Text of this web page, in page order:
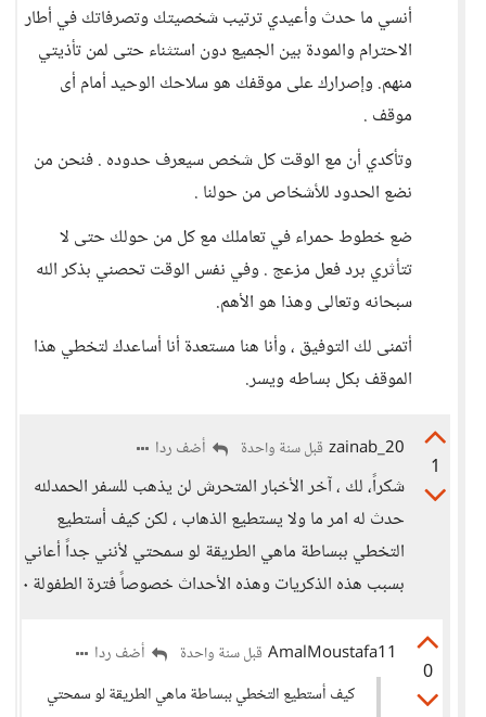
أنسي ما حدث وأعيدي ترتيب شخصيتك وتصرفاتك في أطار
الاحترام والمودة بين الجميع دون استثناء حتى لمن تأذيتي
منهم. وإصرارك على موقفك هو سلاحك الوحيد أمام أى
موقف .
وتأكدي أن مع الوقت كل شخص سيعرف حدوده . فنحن من
نضع الحدود للأشخاص من حولنا .
ضع خطوط حمراء في تعاملك مع كل من حولك حتى لا
تتأثري برد فعل مزعج . وفي نفس الوقت تحصني بذكر الله
سبحانه وتعالى وهذا هو الأهم.
أتمنى لك التوفيق ، وأنا هنا مستعدة أنا أساعدك لتخطي هذا
الموقف بكل بساطه ويسر.
1
zainab_20 قبل سنة واحدة أضف ردا
شكراً، لك ، آخر الأخبار المتحرش لن يذهب للسفر الحمدلله
حدث له امر ما ولا يستطيع الذهاب ، لكن كيف أستطيع
التخطي ببساطة ماهي الطريقة لو سمحتي لأنني جداً أعاني
بسبب هذه الذكريات وهذه الأحداث خصوصاً فترة الطفولة ٠
0
AmalMoustafa11 قبل سنة واحدة
أضف ردا
كيف أستطيع التخطي ببساطة ماهي الطريقة لو سمحتي